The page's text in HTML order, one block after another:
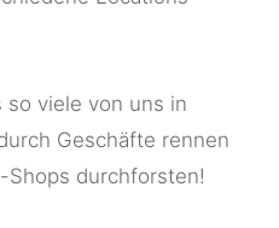
so viele von uns in
Geschäfte rennen
durchforsten!